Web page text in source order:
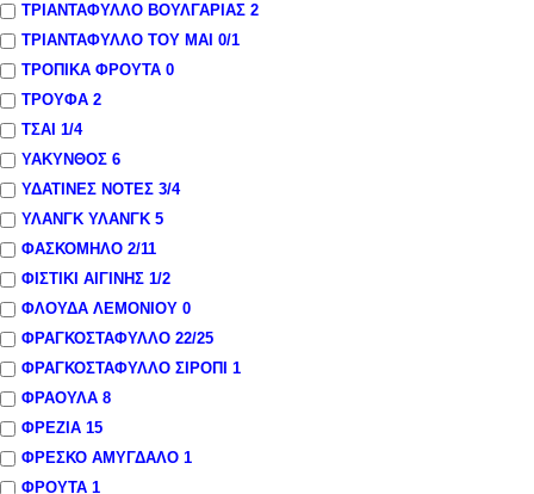
ΤΡΙΑΝΤΑΦΥΛΛΟ ΒΟΥΛΓΑΡΙΑΣ 2
ΤΡΙΑΝΤΑΦΥΛΛΟ ΤΟΥ ΜΑΙ 0/1
ΤΡΟΠΙΚΑ ΦΡΟΥΤΑ 0
ΤΡΟΥΦΑ 2
ΤΣΑΙ 1/4
ΥΑΚΥΝΘΟΣ 6
ΥΔΑΤΙΝΕΣ ΝΟΤΕΣ 3/4
ΥΛΑΝΓΚ ΥΛΑΝΓΚ 5
ΦΑΣΚΟΜΗΛΟ 2/11
ΦΙΣΤΙΚΙ ΑΙΓΙΝΗΣ 1/2
ΦΛΟΥΔΑ ΛΕΜΟΝΙΟΥ 0
ΦΡΑΓΚΟΣΤΑΦΥΛΛΟ 22/25
ΦΡΑΓΚΟΣΤΑΦΥΛΛΟ ΣΙΡΟΠΙ 1
ΦΡΑΟΥΛΑ 8
ΦΡΕΖΙΑ 15
ΦΡΕΣΚΟ ΑΜΥΓΔΑΛΟ 1
ΦΡΟΥΤΑ 1